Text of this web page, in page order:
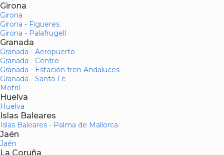
Girona
Girona
Girona - Figueres
Girona - Palafrugell
Granada
Granada - Aeropuerto
Granada - Centro
Granada - Estación tren Andaluces
Granada - Santa Fe
Motril
Huelva
Huelva
Islas Baleares
Islas Baleares - Palma de Mallorca
Jaén
Jaén
La Coruña